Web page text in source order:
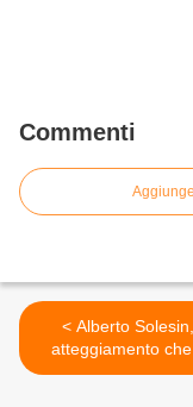
Commenti
< Alberto Solesin, un
atteggiamento
1000 parole